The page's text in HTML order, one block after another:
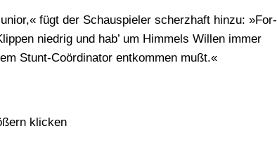
fügt der Schau­spie­ler scherz­haft hin­zu: »For­
nied­rig und hab’ um Him­mels Wil­len immer
Stunt-Coör­di­na­tor ent­kom­men mußt.«
kli­cken